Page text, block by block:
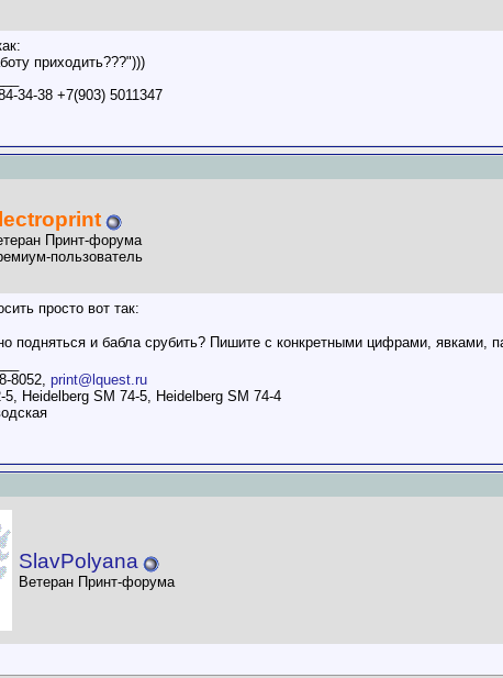
приходить???")))
34-38 +7(903) 5011347
Принт-форума
пользователь
просто вот так:
подняться и бабла срубить? Пишите с конкретными цифрами, явками,
8052, print@lquest.ru
5, Heidelberg SM 74-5, Heidelberg SM 74-4
SlavPolyana
Ветеран Принт-форума